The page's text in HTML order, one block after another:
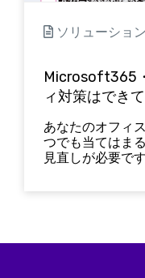
ソリューショ
Microsoft365
ィ対策はでき
あなたのオフィ
つでも当てはま
見直しが必要です